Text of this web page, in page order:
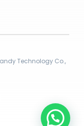
Technology Co.,